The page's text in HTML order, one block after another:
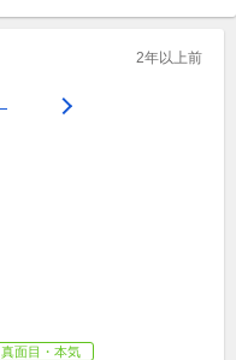
2年以上前
真面目・本気